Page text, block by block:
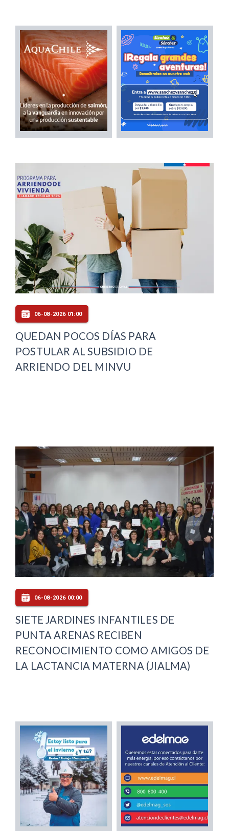
06-08-2026 01:00
QUEDAN POCOS DÍAS PARA
POSTULAR AL SUBSIDIO DE
ARRIENDO DEL MINVU
06-08-2026 00:00
SIETE JARDINES INFANTILES DE
PUNTA ARENAS RECIBEN
RECONOCIMIENTO COMO AMIGOS DE
LA LACTANCIA MATERNA (JIALMA)